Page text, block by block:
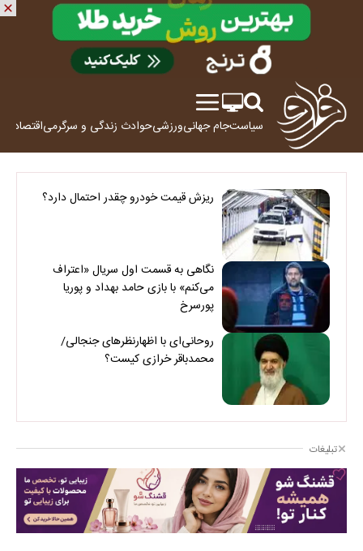
سیاستجام جهانیورزشیحوادث زندگی و سرگرمیاقتصاد
ریزش قیمت خودرو چقدر احتمال دارد؟
نگاهی به قسمت اول سریال «اعتراف
می‌کنم» با بازی حامد بهداد و پوریا
پورسرخ
روحانی‌ای با اظهارنظرهای جنجالی/
محمدباقر خرازی کیست؟
تبلیغات